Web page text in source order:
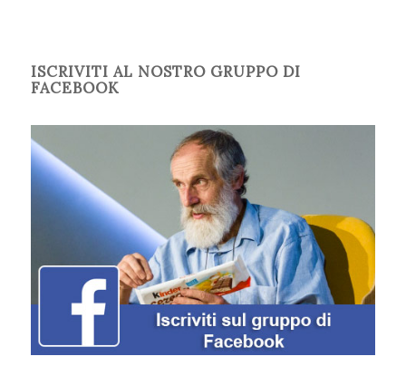
ISCRIVITI AL NOSTRO GRUPPO DI
FACEBOOK